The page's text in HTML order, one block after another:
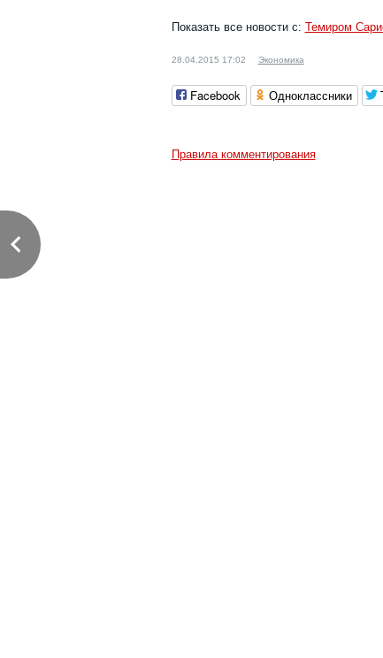
Показать все новости с: Темиром
28.04.2015 17:02 Экономика
Facebook Одноклассники
Правила комментирования